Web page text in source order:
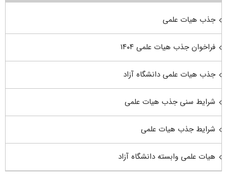
جذب هیات علمی
فراخوان جذب هیات علمی ۱۴۰۴
جذب هیات علمی دانشگاه آزاد
شرایط سنی جذب هیات علمی
شرایط جذب هیات علمی
هیات علمی وابسته دانشگاه آزاد